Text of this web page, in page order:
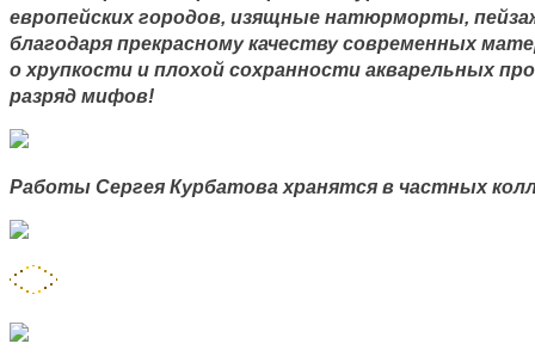
европейских городов, изящные натюрморты,
благодаря прекрасному качеству современных
о хрупкости и плохой сохранности акварельных
разряд мифов!
Работы Сергея Курбатова хранятся в частных